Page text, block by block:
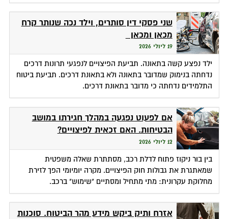
שני פסקי דין סותרים, וילד נכה שנותר קרח
מכאן ומכאן
19 ליולי 2026
ילד נפצע קשה בתאונה. תביעת הפיצויים לנפגעי תרונות דרכים
נדחתה בנימוק שמדובר בתאונה ולא בתאונת דרכים. תביעת ביטוח
התלמידים נדחתה כי מדובר בתאונת דרכים.
אם לפעוט נפגעה במהלך חגירתו במושב
הבטיחות. האם זכאית לפיצויים?
12 ליולי 2026
בין בור ניקוז פתוח לדלת רכב, מסתתרת שאלה משפטית
שמאתגרת את גבולות חוק הפיצויים. מקרה יומיומי הפך לזירת
מחלוקת עקרונית: מתי מתחיל ומסתיים "שימוש" ברכב.
אזרח ותיק ביקש מידע מהר הביטוח. סוכנות